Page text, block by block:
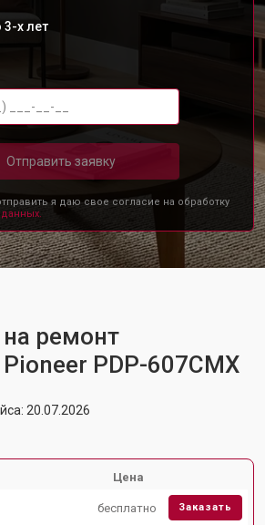
3-х лет
Отправить заявку
я даю свое согласие на обработку
ремонт
PDP-607CMX
20.07.2026
Цена
бесплатно Заказать